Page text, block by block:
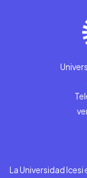
La Universidad